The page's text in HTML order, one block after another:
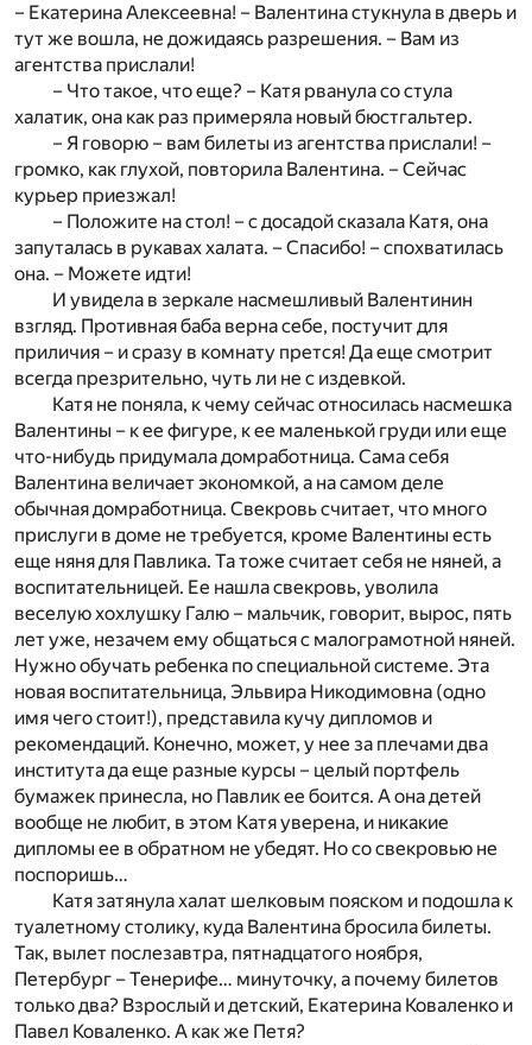
– Екатерина Алексеевна! – Валентина стукнула в дверь и
тут же вошла, не дожидаясь разрешения. – Вам из
агентства прислали!
– Что такое, что еще? – Катя рванула со стула
халатик, она как раз примеряла новый бюстгальтер.
– Я говорю – вам билеты из агентства прислали! –
громко, как глухой, повторила Валентина. – Сейчас
курьер приезжал!
– Положите на стол! – с досадой сказала Катя, она
запуталась в рукавах халата. – Спасибо! – спохватилась
она. – Можете идти!
И увидела в зеркале насмешливый Валентинин
взгляд. Противная баба верна себе, постучит для
приличия – и сразу в комнату прется! Да еще смотрит
всегда презрительно, чуть ли не с издевкой.
Катя не поняла, к чему сейчас относилась насмешка
Валентины – к ее фигуре, к ее маленькой груди или еще
что-нибудь придумала домработница. Сама себя
Валентина величает экономкой, а на самом деле
обычная домработница. Свекровь считает, что много
прислуги в доме не требуется, кроме Валентины есть
еще няня для Павлика. Та тоже считает себя не няней, а
воспитательницей. Ее нашла свекровь, уволила
веселую хохлушку Галю – мальчик, говорит, вырос, пять
лет уже, незачем ему общаться с малограмотной няней.
Нужно обучать ребенка по специальной системе. Эта
новая воспитательница, Эльвира Никодимовна (одно
имя чего стоит!), представила кучу дипломов и
рекомендаций. Конечно, может, у нее за плечами два
института да еще разные курсы – целый портфель
бумажек принесла, но Павлик ее боится. А она детей
вообще не любит, в этом Катя уверена, и никакие
дипломы ее в обратном не убедят. Но со свекровью не
поспоришь…
Катя затянула халат шелковым пояском и подошла к
туалетному столику, куда Валентина бросила билеты.
Так, вылет послезавтра, пятнадцатого ноября,
Петербург – Тенерифе… минуточку, а почему билетов
только два? Взрослый и детский, Екатерина Коваленко и
Павел Коваленко. А как же Петя?